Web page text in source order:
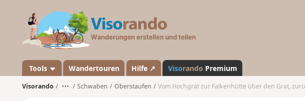
a
n
d
Tools Wandertouren Hilfe ↗ Visorando Premium
Visorando ••• Schwaben Oberstaufen Vom Hochgrat zur Falkenhütte über den Grat, zurück zur